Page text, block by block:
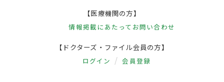
【医療機関の方】
情報掲載にあたって お問い合わせ
【ドクターズ・ファイル会員の方】
ログイン 会員登録